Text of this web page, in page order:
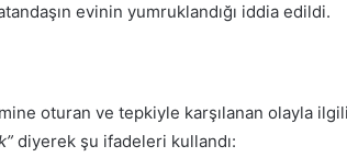
evinin yumruklandığı iddia edildi.
oturan ve tepkiyle karşılanan olayla
diyerek şu ifadeleri kullandı: